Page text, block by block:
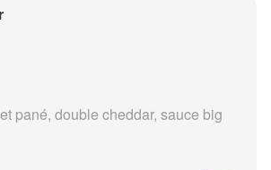
pané, double cheddar, sauce big